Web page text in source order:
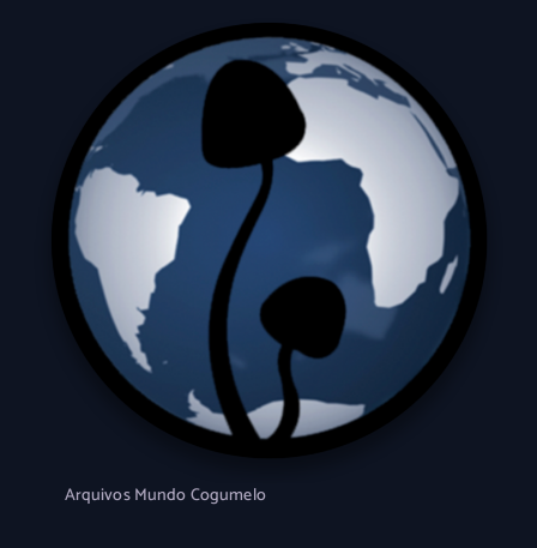
Arquivos Mundo Cogumelo